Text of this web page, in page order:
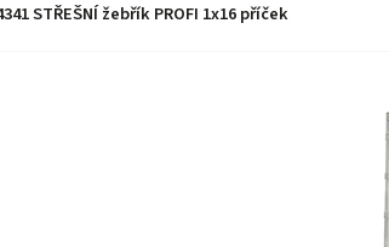
STŘEŠNÍ žebřík PROFI 1x16 příček